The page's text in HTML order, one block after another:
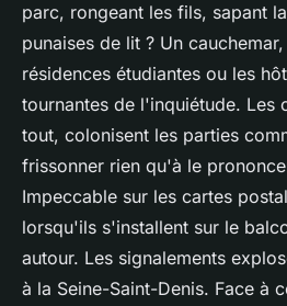
parc, rongeant les fils, sapant
punaises de lit ? Un
résidences étudiantes ou les
tournantes de l'inquiétude. Les
tout, colonisent les parties
frissonner rien qu'à le
Impeccable sur les cartes
lorsqu'ils s'installent sur le
autour. Les signalements
à la Seine-Saint-Denis. Face à